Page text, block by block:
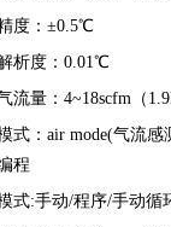
度：±0.5℃
析度：0.01℃
流量：4~18scfm（
式：air mode(气流
程
式:手动/程序/手动循